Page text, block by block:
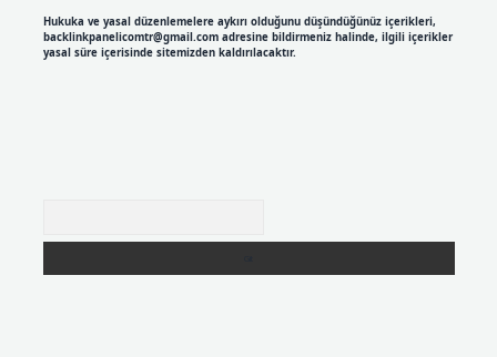
Hukuka ve yasal düzenlemelere aykırı olduğunu düşündüğünüz içerikleri,
backlinkpanelicomtr@gmail.comadresine bildirmeniz halinde, ilgili içerikler
yasal süre içerisinde sitemizden kaldırılacaktır.